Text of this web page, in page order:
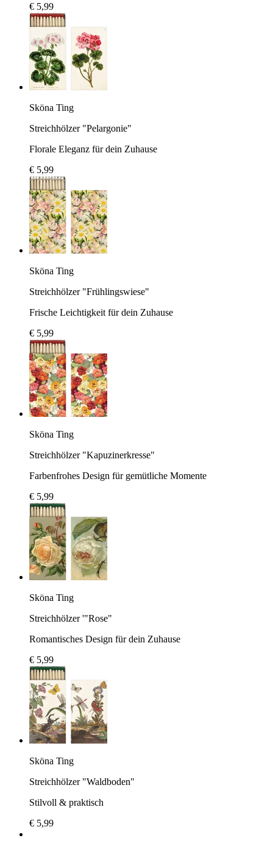
€ 5,99
Sköna Ting
Streichhölzer "Pelargonie"
Florale Eleganz für dein Zuhause
€ 5,99
Sköna Ting
Streichhölzer "Frühlingswiese"
Frische Leichtigkeit für dein Zuhause
€ 5,99
Sköna Ting
Streichhölzer "Kapuzinerkresse"
Farbenfrohes Design für gemütliche Momente
€ 5,99
Sköna Ting
Streichhölzer '"Rose"
Romantisches Design für dein Zuhause
€ 5,99
Sköna Ting
Streichhölzer "Waldboden"
Stilvoll & praktisch
€ 5,99